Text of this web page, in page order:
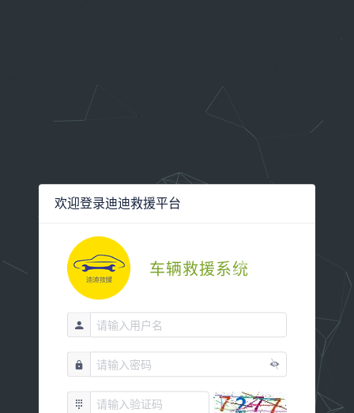
欢迎登录迪迪救援平台
车辆救援系统